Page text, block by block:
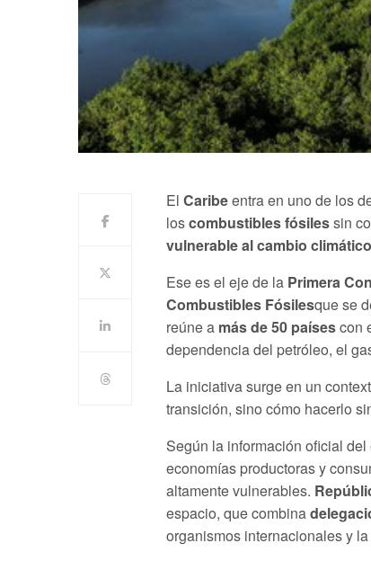
ElCaribeentra en uno de los
loscombustibles fósilessin
vulnerable al cambio climático
Ese es el eje de la Primera
Combustibles Fósilesque se
reúne a más de 50 paísescon
dependencia del petróleo, el
La iniciativa surge en un
transición, sino cómo hacerlo
Según la información oficial
economías productoras y
altamente vulnerables.
espacio, que combina
organismos internacionales y